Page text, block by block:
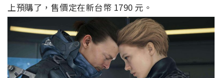
上預購了，售價定在新台幣 1790 元。